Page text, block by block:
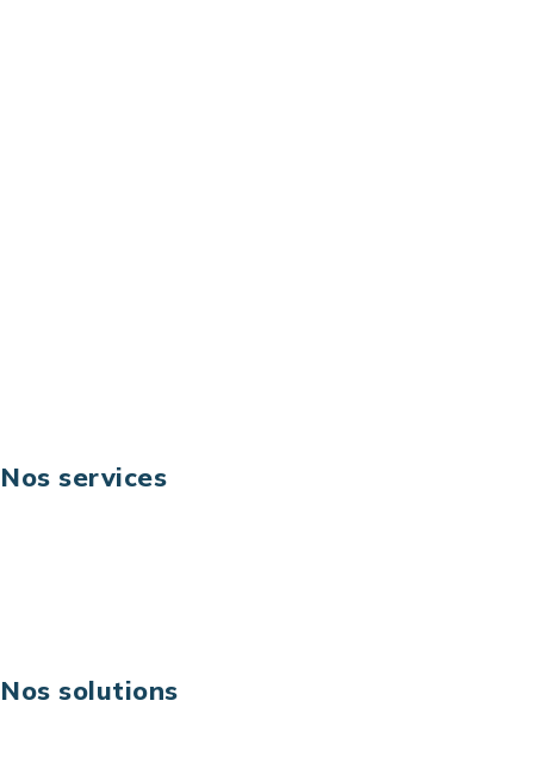
Nos services
Nos solutions